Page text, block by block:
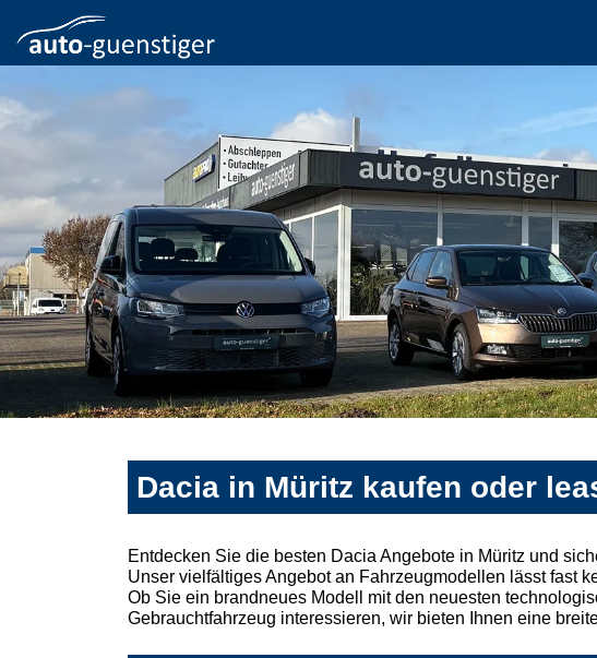
Dacia in Müritz kaufen oder
Entdecken Sie die besten Dacia Angebote in Müritz und
Unser vielfältiges Angebot an Fahrzeugmodellen lässt fast
Ob Sie ein brandneues Modell mit den neuesten
Gebrauchtfahrzeug interessieren, wir bieten Ihnen eine